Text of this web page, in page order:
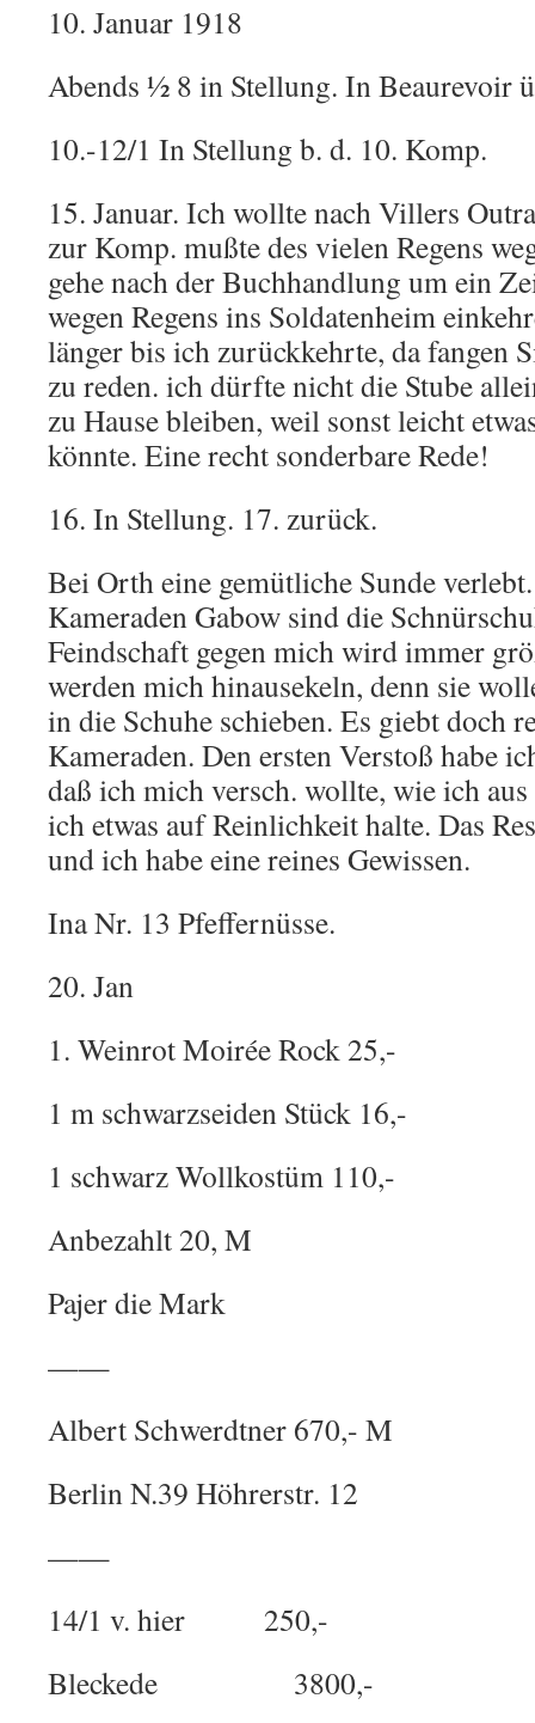
10. Januar 1918
Abends ½ 8 in Stellung. In Beaurevoir
10.-12/1 In Stellung b. d. 10. Komp.
15. Januar. Ich wollte nach Villers
zur Komp. mußte des vielen Regens
gehe nach der Buchhandlung um ein
wegen Regens ins Soldatenheim
länger bis ich zurückkehrte, da fangen
zu reden. ich dürfte nicht die Stube
zu Hause bleiben, weil sonst leicht
könnte. Eine recht sonderbare Rede!
16. In Stellung. 17. zurück.
Bei Orth eine gemütliche Sunde
Kameraden Gabow sind die
Feindschaft gegen mich wird immer
werden mich hinausekeln, denn sie
in die Schuhe schieben. Es giebt doch
Kameraden. Den ersten Verstoß habe
daß ich mich versch. wollte, wie ich
ich etwas auf Reinlichkeit halte. Das
und ich habe eine reines Gewissen.
Ina Nr. 13 Pfeffernüsse.
20. Jan
1. Weinrot Moirée Rock 25,-
1 m schwarzseiden Stück 16,-
1 schwarz Wollkostüm 110,-
Anbezahlt 20, M
Pajer die Mark
——
Albert Schwerdtner 670,- M
Berlin N.39 Höhrerstr. 12
——
14/1 v. hier 250,-
Bleckede 3800,-